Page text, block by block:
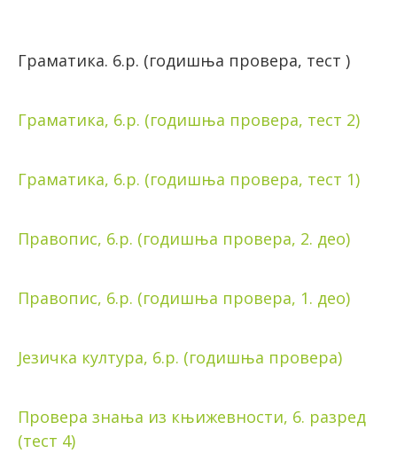
Граматика. 6.р. (годишња провера, тест )
Граматика, 6.р. (годишња провера, тест 2)
Граматика, 6.р. (годишња провера, тест 1)
Правопис, 6.р. (годишња провера, 2. део)
Правопис, 6.р. (годишња провера, 1. део)
Језичка култура, 6.р. (годишња провера)
Провера знања из књижевности, 6. разред
(тест 4)